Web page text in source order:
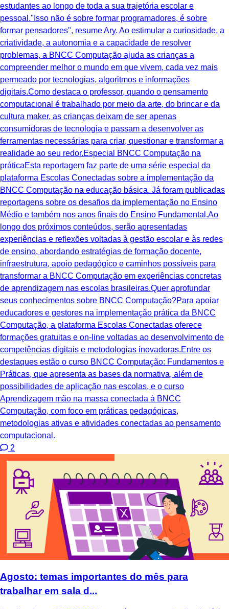
estudantes ao longo de toda a sua trajetória escolar e
pessoal."Isso não é sobre formar programadores, é sobre
formar pensadores", resume Ary. Ao estimular a curiosidade, a
criatividade, a autonomia e a capacidade de resolver
problemas, a BNCC Computação ajuda as crianças a
compreender melhor o mundo em que vivem, cada vez mais
permeado por tecnologias, algoritmos e informações
digitais.Como destaca o professor, quando o pensamento
computacional é trabalhado por meio da arte, do brincar e da
cultura maker, as crianças deixam de ser apenas
consumidoras de tecnologia e passam a desenvolver as
ferramentas necessárias para criar, questionar e transformar a
realidade ao seu redor.Especial BNCC Computação na
práticaEsta reportagem faz parte de uma série especial da
plataforma Escolas Conectadas sobre a implementação da
BNCC Computação na educação básica. Já foram publicadas
reportagens sobre os desafios da implementação no Ensino
Médio e também nos anos finais do Ensino Fundamental.Ao
longo dos próximos conteúdos, serão apresentadas
experiências e reflexões voltadas à gestão escolar e às redes
de ensino, abordando estratégias de formação docente,
infraestrutura, apoio pedagógico e caminhos possíveis para
transformar a BNCC Computação em experiências concretas
de aprendizagem nas escolas brasileiras.Quer aprofundar
seus conhecimentos sobre BNCC Computação?Para apoiar
educadores e gestores na implementação prática da BNCC
Computação, a plataforma Escolas Conectadas oferece
formações gratuitas e on-line voltadas ao desenvolvimento de
competências digitais e metodologias inovadoras.Entre os
destaques estão o curso BNCC Computação: Fundamentos e
Práticas, que apresenta as bases da normativa, além de
possibilidades de aplicação nas escolas, e o curso
Aprendizagem mão na massa conectada à BNCC
Computação, com foco em práticas pedagógicas,
metodologias ativas e atividades conectadas ao pensamento
computacional.
2
Agosto: temas importantes do mês para
trabalhar em sala d...